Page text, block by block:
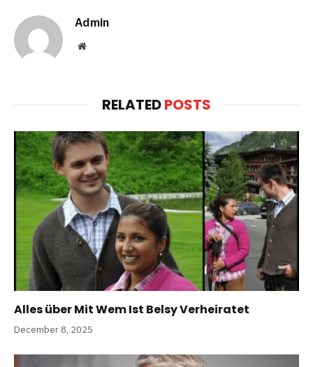
Admin
Website
RELATEDPOSTS
Alles über Mit Wem Ist Belsy Verheiratet
December 8, 2025